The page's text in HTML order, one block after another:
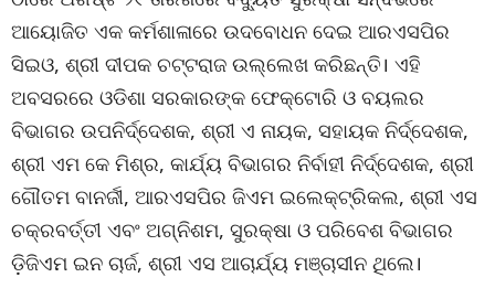
ଆୟୋଜିତ ଏକ କର୍ମଶାଳାରେ ଉଦବୋଧନ ଦେଇ ଆରଏସପିର
ସିଇଓ, ଶ୍ରୀ ଦୀପକ ଚଟ୍ଟରାଜ ଉଲ୍ଲେଖ କରିଛନ୍ତି। ଏହି
ଅବସରରେ ଓଡିଶା ସରକାରଙ୍କ ଫେକ୍ଟୋରି ଓ ବୟଲର
ବିଭାଗର ଉପନିର୍ଦ୍ଦେଶକ, ଶ୍ରୀ ଏ ନାୟକ, ସହାୟକ ନିର୍ଦ୍ଦେଶକ,
ଶ୍ରୀ ଏମ କେ ମିଶ୍ର, କାର୍ଯ୍ୟ ବିଭାଗର ନିର୍ବାହୀ ନିର୍ଦ୍ଦେଶକ, ଶ୍ରୀ
ଗୌତମ ବାନର୍ଜୀ, ଆରଏସପିର ଜିଏମ ଇଲେକ୍ଟ୍ରିକଲ, ଶ୍ରୀ ଏସ
ଚକ୍ରବର୍ତ୍ତୀ ଏବଂ ଅଗ୍ନିଶମ, ସୁରକ୍ଷା ଓ ପରିବେଶ ବିଭାଗର
ଡ଼ିଜିଏମ ଇନ ଚାର୍ଜ, ଶ୍ରୀ ଏସ ଆଚାର୍ଯ୍ୟ ମଞ୍ଚାସୀନ ଥିଲେ।